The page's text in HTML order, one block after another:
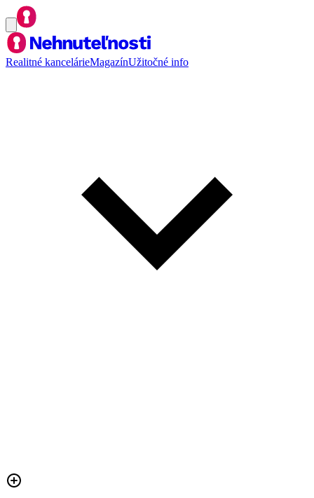
Realitné kancelárieMagazínUžitočné info